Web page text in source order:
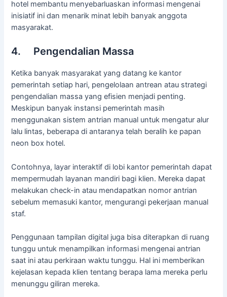
hotel membantu menyebarluaskan informasi mengenai
inisiatif ini dan menarik minat lebih banyak anggota
masyarakat.
4. Pengendalian Massa
Ketika banyak masyarakat yang datang ke kantor
pemerintah setiap hari, pengelolaan antrean atau strategi
pengendalian massa yang efisien menjadi penting.
Meskipun banyak instansi pemerintah masih
menggunakan sistem antrian manual untuk mengatur alur
lalu lintas, beberapa di antaranya telah beralih ke papan
neon box hotel.
Contohnya, layar interaktif di lobi kantor pemerintah dapat
mempermudah layanan mandiri bagi klien. Mereka dapat
melakukan check-in atau mendapatkan nomor antrian
sebelum memasuki kantor, mengurangi pekerjaan manual
staf.
Penggunaan tampilan digital juga bisa diterapkan di ruang
tunggu untuk menampilkan informasi mengenai antrian
saat ini atau perkiraan waktu tunggu. Hal ini memberikan
kejelasan kepada klien tentang berapa lama mereka perlu
menunggu giliran mereka.